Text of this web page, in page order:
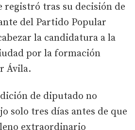
registró tras su decisión de
del Partido Popular
la candidatura a la
por la formación
Ávila.
de diputado no
solo tres días antes de que
extraordinario